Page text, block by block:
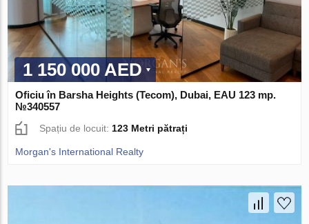
1 150 000 AED
Oficiu în Barsha Heights (Tecom), Dubai, EAU 123 mp.
№340557
Spațiu de locuit: 123 Metri pătrați
Morgan's International Realty